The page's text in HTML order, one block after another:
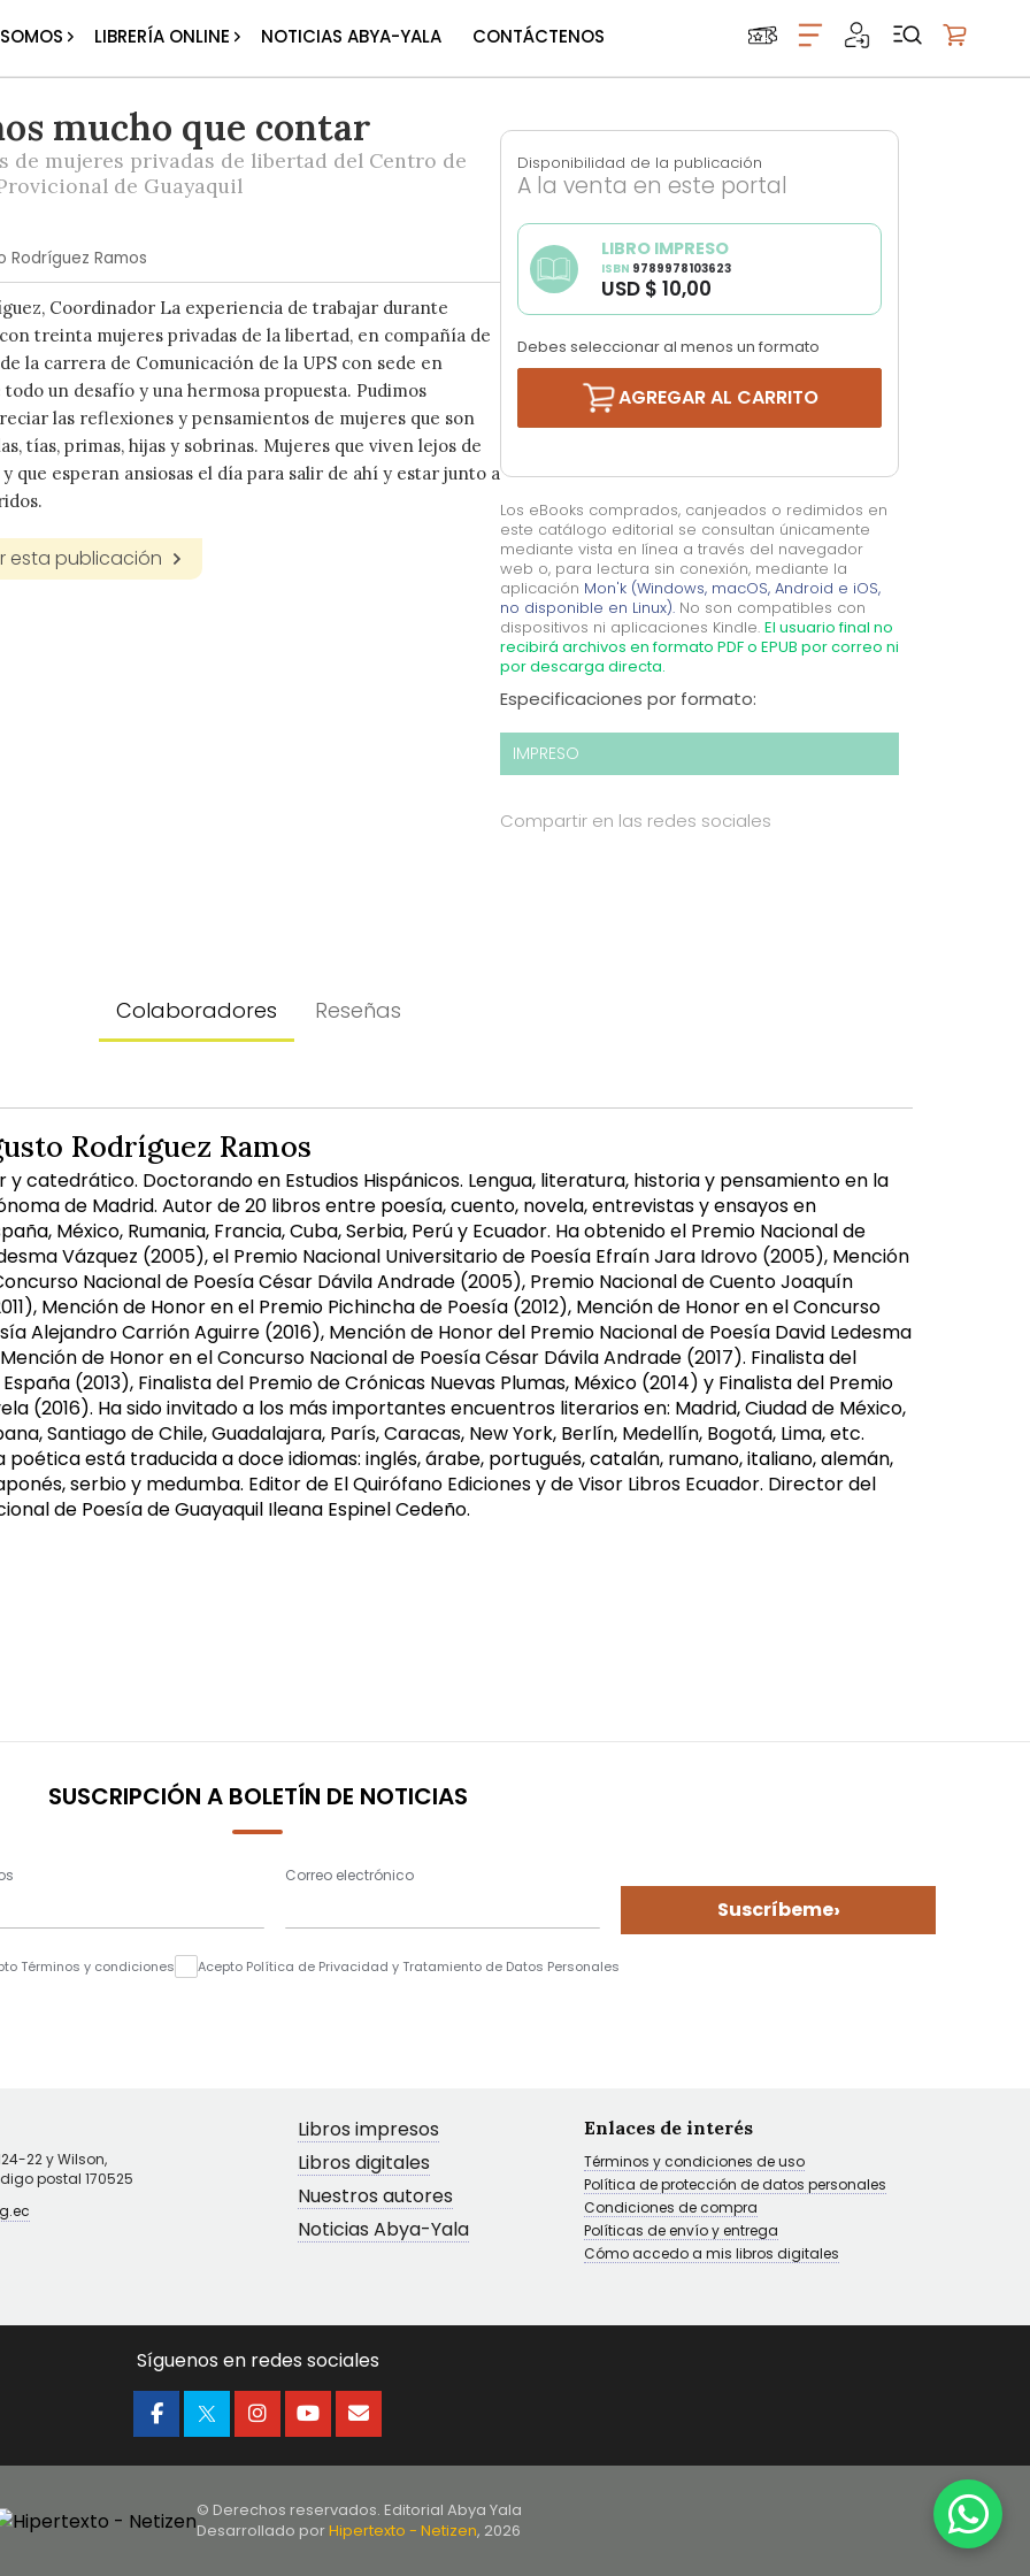
LIBRERÍA ONLINE NOTICIAS ABYA-YALA CONTÁCTENOS
mucho que contar
de mujeres privadas de libertad del Centro de
de Guayaquil
Rodríguez Ramos
Coordinador La experiencia de trabajar durante
treinta mujeres privadas de la libertad, en compañía de
la carrera de Comunicación de la UPS con sede en
todo un desafío y una hermosa propuesta. Pudimos
las reflexiones y pensamientos de mujeres que son
tías, primas, hijas y sobrinas. Mujeres que viven lejos de
que esperan ansiosas el día para salir de ahí y estar junto a
esta publicación
Disponibilidad de la publicación
A la venta en este portal
LIBRO IMPRESO
ISBN 9789978103623
USD $ 10,00
Debes seleccionar al menos un formato
AGREGAR AL CARRITO
Los eBooks comprados, canjeados o redimidos en
este catálogo editorial se consultan únicamente
mediante vista en línea a través del navegador
web o, para lectura sin conexión, mediante la
aplicación Mon'k (Windows, macOS, Android e iOS,
no disponible en Linux).No son compatibles con
dispositivos ni aplicaciones Kindle. El usuario final no
recibirá archivos en formato PDF o EPUB por correo ni
por descarga directa.
Especificaciones por formato:
IMPRESO
Compartir en las redes sociales
Colaboradores
Rodríguez Ramos
y catedrático. Doctorando en Estudios Hispánicos. Lengua, literatura, historia y pensamiento en la
de Madrid. Autor de 20 libros entre poesía, cuento, novela, entrevistas y ensayos en
México, Rumania, Francia, Cuba, Serbia, Perú y Ecuador. Ha obtenido el Premio Nacional de
Vázquez (2005), el Premio Nacional Universitario de Poesía Efraín Jara Idrovo (2005), Mención
Nacional de Poesía César Dávila Andrade (2005), Premio Nacional de Cuento Joaquín
Mención de Honor en el Premio Pichincha de Poesía (2012), Mención de Honor en el Concurso
Alejandro Carrión Aguirre (2016), Mención de Honor del Premio Nacional de Poesía David Ledesma
de Honor en el Concurso Nacional de Poesía César Dávila Andrade (2017). Finalista del
(2013), Finalista del Premio de Crónicas Nuevas Plumas, México (2014) y Finalista del Premio
(2016). Ha sido invitado a los más importantes encuentros literarios en: Madrid, Ciudad de México,
Santiago de Chile, Guadalajara, París, Caracas, New York, Berlín, Medellín, Bogotá, Lima, etc.
poética está traducida a doce idiomas: inglés, árabe, portugués, catalán, rumano, italiano, alemán,
serbio y medumba. Editor de El Quirófano Ediciones y de Visor Libros Ecuador. Director del
de Poesía de Guayaquil Ileana Espinel Cedeño.
Reseñas
SUSCRIPCIÓN A BOLETÍN DE NOTICIAS
Correo electrónico
Suscríbeme›
Términos y condiciones Acepto Política de Privacidad y Tratamiento de Datos Personales
22 y Wilson,
postal 170525
Libros impresos
Libros digitales
Nuestros autores
Noticias Abya-Yala
Enlaces de interés
Términos y condiciones de uso
Política de protección de datos personales
Condiciones de compra
Políticas de envío y entrega
Cómo accedo a mis libros digitales
Síguenos en redes sociales
© Derechos reservados. Editorial Abya Yala
Desarrollado porHipertexto - Netizen, 2026